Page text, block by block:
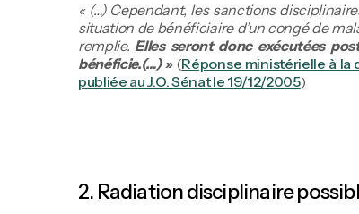
« (…) Cependant, les sanctions
situation de bénéficiaire d’un congé de
remplie. Elles seront donc exécutées
bénéficie.(…) »(Réponse ministérielle à la
publiée au J.O. Sénat le 19/12/2005)
2. Radiation disciplinaire